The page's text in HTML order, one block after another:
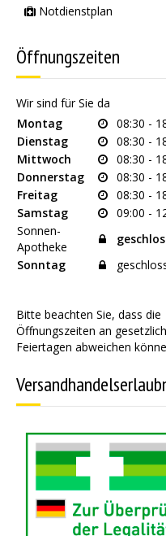
Notdienstplan
Öffnungszeiten
Wir sind für Sie da
Montag
08:30 -
Dienstag
08:30 -
Mittwoch
08:30 -
Donnerstag
08:30 -
Freitag
08:30 -
Samstag
09:00 -
Sonnen-
Apotheke
Sonntag
Bitte beachten Sie, dass die
Öffnungszeiten an
Feiertagen abweichen